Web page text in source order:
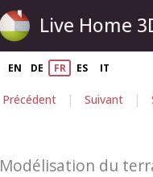
Live Home
EN DE FR ES IT
Précédent | Suivant |
Modélisation du